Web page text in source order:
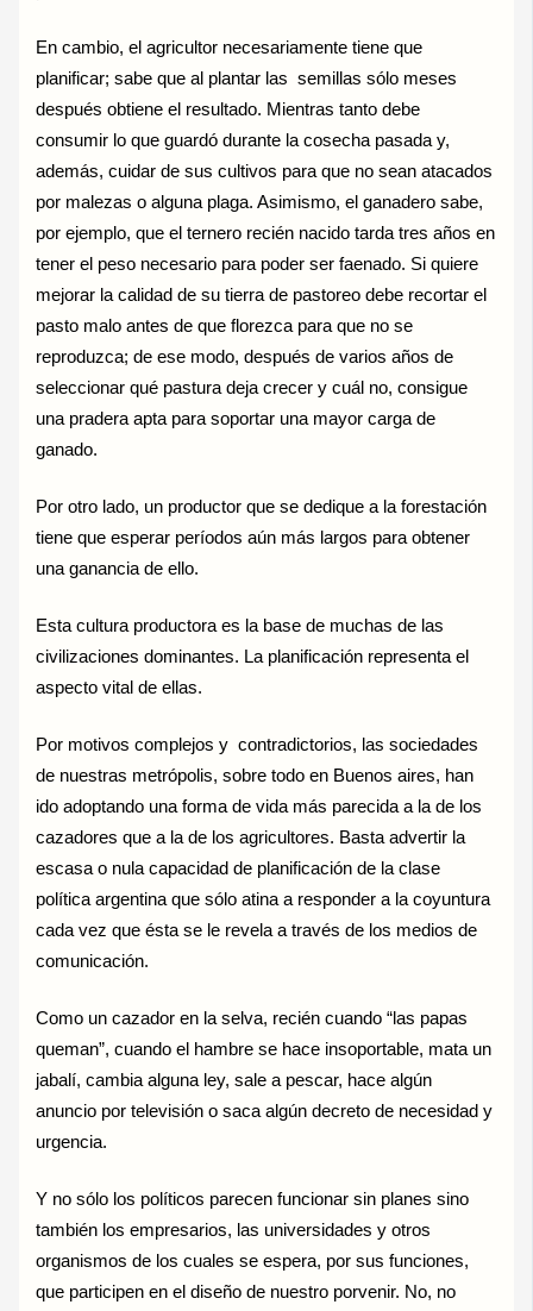
En cambio, el agricultor necesariamente tiene que
planificar; sabe que al plantar las semillas sólo meses
después obtiene el resultado. Mientras tanto debe
consumir lo que guardó durante la cosecha pasada y,
además, cuidar de sus cultivos para que no sean atacados
por malezas o alguna plaga. Asimismo, el ganadero sabe,
por ejemplo, que el ternero recién nacido tarda tres años en
tener el peso necesario para poder ser faenado. Si quiere
mejorar la calidad de su tierra de pastoreo debe recortar el
pasto malo antes de que florezca para que no se
reproduzca; de ese modo, después de varios años de
seleccionar qué pastura deja crecer y cuál no, consigue
una pradera apta para soportar una mayor carga de
ganado.
Por otro lado, un productor que se dedique a la forestación
tiene que esperar períodos aún más largos para obtener
una ganancia de ello.
Esta cultura productora es la base de muchas de las
civilizaciones dominantes. La planificación representa el
aspecto vital de ellas.
Por motivos complejos y contradictorios, las sociedades
de nuestras metrópolis, sobre todo en Buenos aires, han
ido adoptando una forma de vida más parecida a la de los
cazadores que a la de los agricultores. Basta advertir la
escasa o nula capacidad de planificación de la clase
política argentina que sólo atina a responder a la coyuntura
cada vez que ésta se le revela a través de los medios de
comunicación.
Como un cazador en la selva, recién cuando “las papas
queman”, cuando el hambre se hace insoportable, mata un
jabalí, cambia alguna ley, sale a pescar, hace algún
anuncio por televisión o saca algún decreto de necesidad y
urgencia.
Y no sólo los políticos parecen funcionar sin planes sino
también los empresarios, las universidades y otros
organismos de los cuales se espera, por sus funciones,
que participen en el diseño de nuestro porvenir. No, no